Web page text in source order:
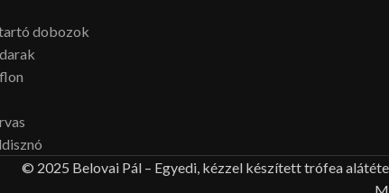
dobozok
© 2025 Belovai Pál – Egyedi, kézzel készített trófea